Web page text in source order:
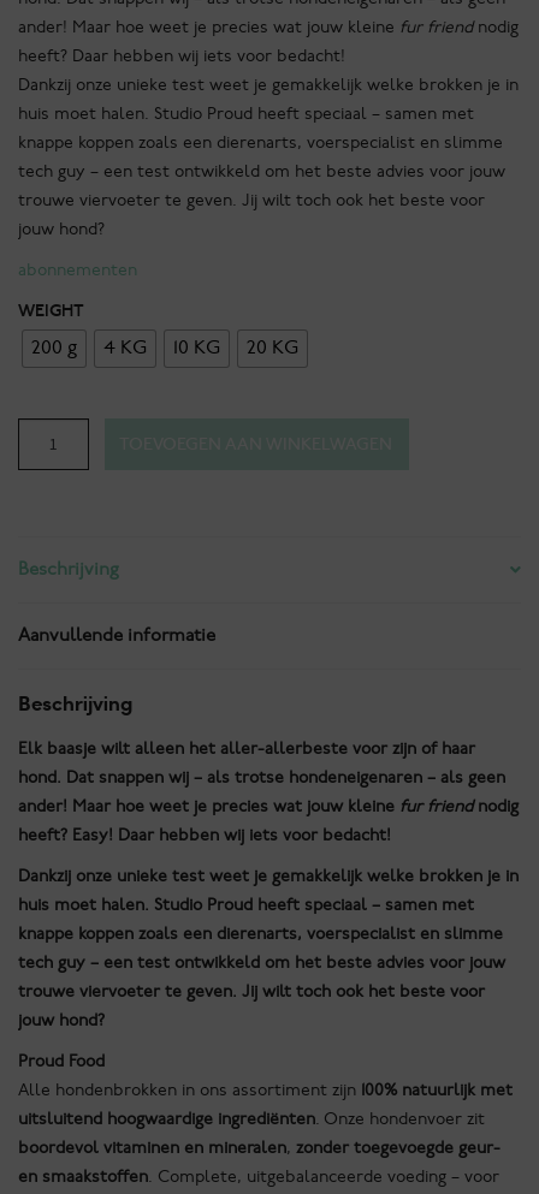
ander! Maar hoe weet je precies wat jouw kleine fur friendnodig
heeft? Daar hebben wij iets voor bedacht!
Dankzij onze unieke test weet je gemakkelijk welke brokken je in
huis moet halen. Studio Proud heeft speciaal – samen met
knappe koppen zoals een dierenarts, voerspecialist en slimme
tech guy – een test ontwikkeld om het beste advies voor jouw
trouwe viervoeter te geven. Jij wilt toch ook het beste voor
jouw hond?
abonnementen
WEIGHT
200 g 4 KG 10 KG 20 KG
Squeezy
zak
Beschrijving
Aanvullende informatie
Beschrijving
Elk baasje wilt alleen het aller-allerbeste voor zijn of haar
hond. Dat snappen wij – als trotse hondeneigenaren – als geen
ander! Maar hoe weet je precies wat jouw kleine fur friendnodig
heeft? Easy! Daar hebben wij iets voor bedacht!
Dankzij onze unieke test weet je gemakkelijk welke brokken je in
huis moet halen. Studio Proud heeft speciaal – samen met
knappe koppen zoals een dierenarts, voerspecialist en slimme
tech guy – een test ontwikkeld om het beste advies voor jouw
trouwe viervoeter te geven. Jij wilt toch ook het beste voor
jouw hond?
Proud Food
Alle hondenbrokken in ons assortiment zijn 100% natuurlijk met
uitsluitend hoogwaardige ingrediënten. Onze hondenvoer zit
boordevol vitaminen en mineralen, zonder toegevoegde geur-
en smaakstoffen. Complete, uitgebalanceerde voeding – voor